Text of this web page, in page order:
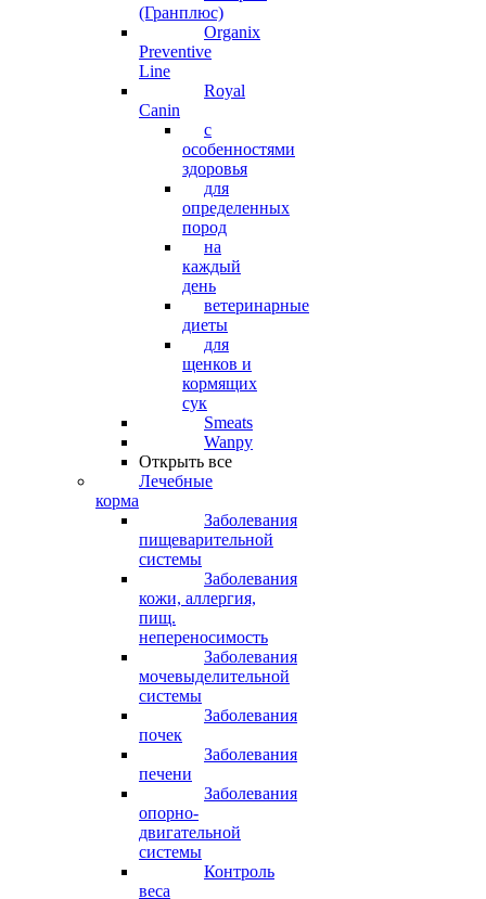
(Гранплюс)
Organix
Preventive
Line
Royal
Canin
с
особенностями
здоровья
для
определенных
пород
на
каждый
день
ветеринарные
диеты
для
щенков и
кормящих
сук
Smeats
Wanpy
Открыть все
Лечебные
корма
Заболевания
пищеварительной
системы
Заболевания
кожи, аллергия,
пищ.
непереносимость
Заболевания
мочевыделительной
системы
Заболевания
почек
Заболевания
печени
Заболевания
опорно-
двигательной
системы
Контроль
веса